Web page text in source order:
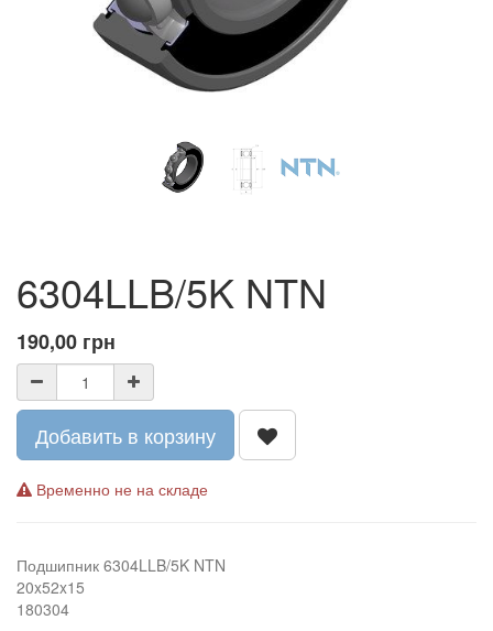
6304LLB/5K NTN
190,00 грн
Добавить в корзину
Временно не на складе
Подшипник 6304LLB/5K NTN
20x52x15
180304